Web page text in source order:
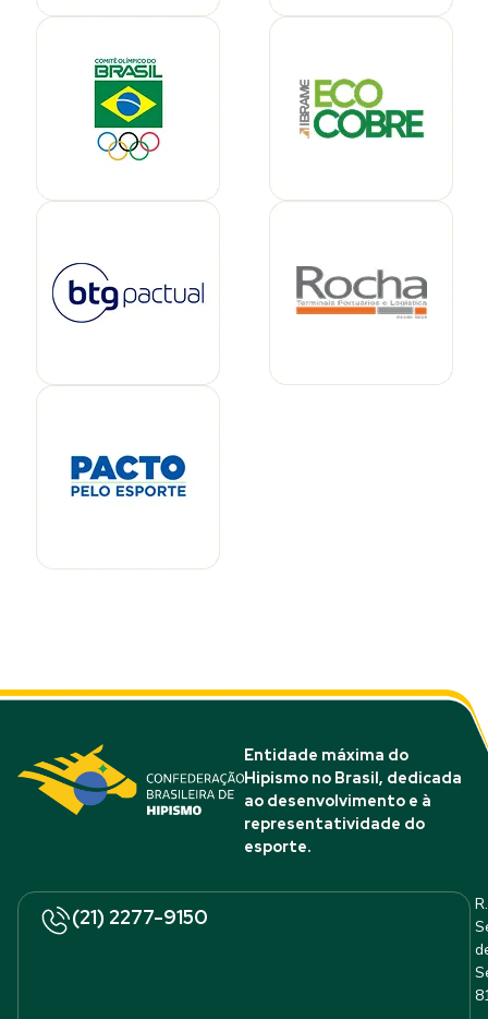
Entidade máxima do
Hipismo no Brasil, dedicada
ao desenvolvimento e à
representatividade do
esporte.
(21) 2277-9150
R.